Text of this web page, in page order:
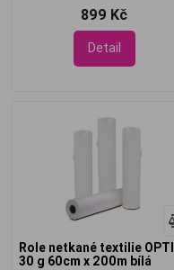
899 Kč
Detail
Role netkané textilie OPTI
30 g 60cm x 200m bílá